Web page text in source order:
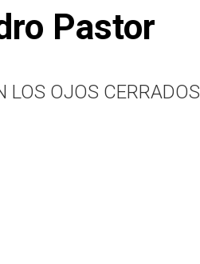
Pastor
LOS OJOS CERRADOS